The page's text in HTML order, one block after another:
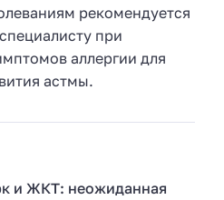
рекомендуется
при
аллергии для
астмы.
и ЖКТ: неожиданная